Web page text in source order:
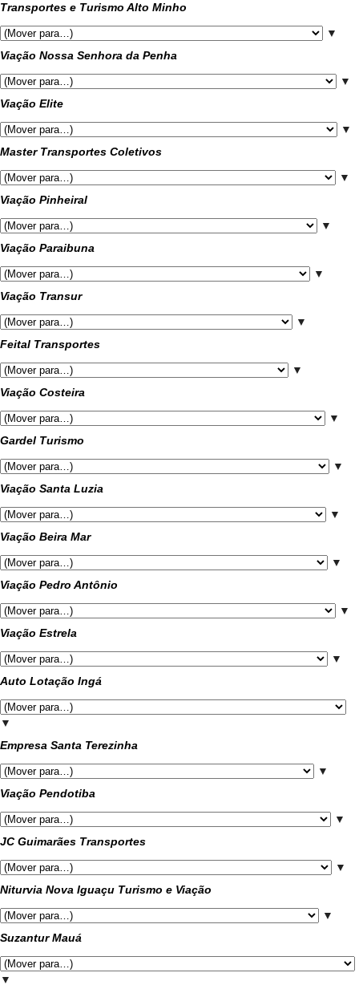
Transportes e Turismo Alto Minho
▼
Viação Nossa Senhora da Penha
▼
Viação Elite
▼
Master Transportes Coletivos
▼
Viação Pinheiral
▼
Viação Paraibuna
▼
Viação Transur
▼
Feital Transportes
▼
Viação Costeira
▼
Gardel Turismo
▼
Viação Santa Luzia
▼
Viação Beira Mar
▼
Viação Pedro Antônio
▼
Viação Estrela
▼
Auto Lotação Ingá
▼
Empresa Santa Terezinha
▼
Viação Pendotiba
▼
JC Guimarães Transportes
▼
Niturvia Nova Iguaçu Turismo e Viação
▼
Suzantur Mauá
▼